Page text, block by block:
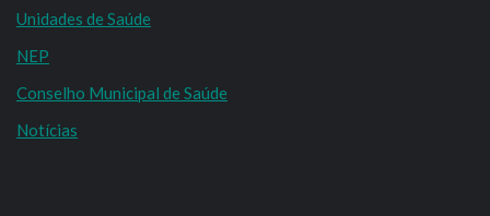
Unidades de Saúde
NEP
Conselho Municipal de Saúde
Notícias